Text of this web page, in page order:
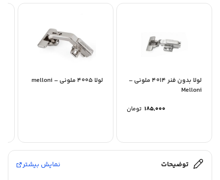
لولا بدون فنر 4014 ملونی –
Melloni
185,000 تومان
لولا 4005 ملونی – melloni
توضیحات نمایش بیشتر